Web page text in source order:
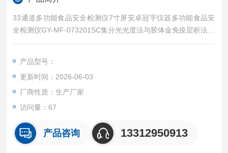
33通道多功能食品安全检测仪7寸屏安卓冠宇仪器多功能食品安
全检测仪GY-MF-073201SC集分光光度法与胶体金免疫层析法于
一体，配备7英寸触摸屏，运行Android 10.0操作系统，操作智能
（铅、汞、铬等）、水质安全以及其他食品安全有毒有害物质项
目进行快速检测，适用于食品生产企业、农业生产基地、农贸市
场、质量监督等部门对食品安全进行监测。
产品型号：
更新时间：2026-06-03
厂商性质：生产厂家
访问量：67
产品咨询 13312950913